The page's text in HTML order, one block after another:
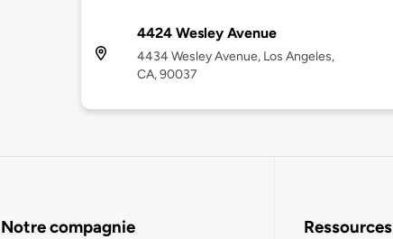
4424 Wesley Avenue
4434 Wesley Avenue, Los Angeles,
CA, 90037
Notre compagnie Ressources